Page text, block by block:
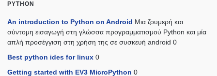
PYTHON
An introduction to Python on Android Μια ζουμερή και
σύντομη εισαγωγή στη γλώσσα προγραμματισμού Python και μία
απλή προσέγγιση στη χρήση της σε συσκευή android 0
Best python ides for linux 0
Getting started with EV3 MicroPython 0